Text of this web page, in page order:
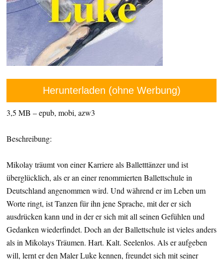
Herunterladen (ohne Werbung)
3,5 MB – epub, mobi, azw3
Beschreibung:
Mikolay träumt von einer Karriere als Balletttänzer und ist
überglücklich, als er an einer renommierten Ballettschule in
Deutschland angenommen wird. Und während er im Leben um
Worte ringt, ist Tanzen für ihn jene Sprache, mit der er sich
ausdrücken kann und in der er sich mit all seinen Gefühlen und
Gedanken wiederfindet. Doch an der Ballettschule ist vieles anders
als in Mikolays Träumen. Hart. Kalt. Seelenlos. Als er aufgeben
will, lernt er den Maler Luke kennen, freundet sich mit seiner